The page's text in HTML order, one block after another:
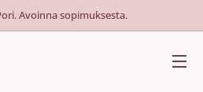
Avoinna sopimuksesta.